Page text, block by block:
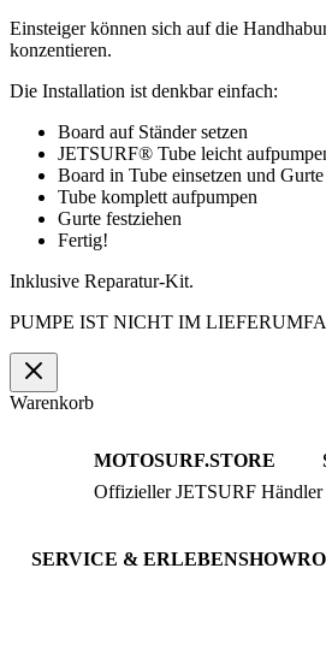
Einsteiger können sich auf die
konzentieren.
Die Installation ist denkbar einfach:
Board auf Ständer setzen
JETSURF® Tube leicht
Board in Tube einsetzen und Gurte
Tube komplett aufpumpen
Gurte festziehen
Fertig!
Inklusive Reparatur-Kit.
PUMPE IST NICHT IM
Warenkorb
MOTOSURF.STORE
Offizieller JETSURF Händler
SERVICE & ERLEBEN